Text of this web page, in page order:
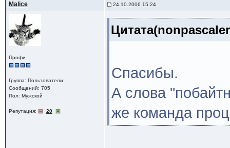
Malice 24.10.2006 15:24
Профи
Группа: Пользователи
Сообщений: 705
Пол: Мужской
Репутация: 20
Спасибы.
А слова
же команда